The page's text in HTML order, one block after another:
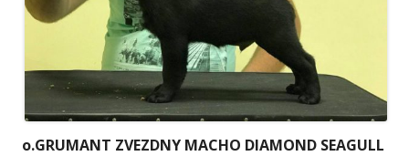
о.GRUMANT ZVEZDNY MACHO DIAMOND SEAGULL